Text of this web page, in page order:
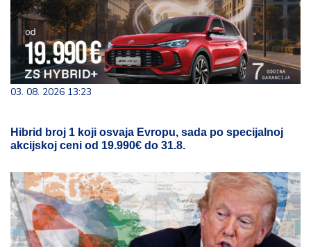
03. 08. 2026 13:23
Hibrid broj 1 koji osvaja Evropu, sada po specijalnoj
akcijskoj ceni od 19.990€ do 31.8.